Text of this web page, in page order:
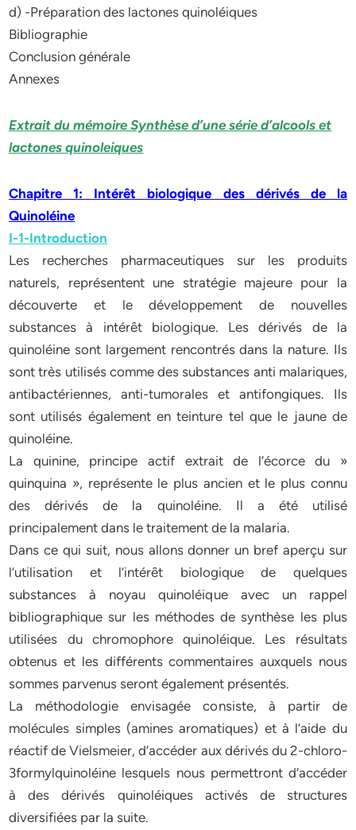
d) -Préparation des lactones quinoléiques
Bibliographie
Conclusion générale
Annexes
Extrait du mémoire Synthèse d’une série d’alcools et
lactones quinoleiques
Chapitre 1: Intérêt biologique des dérivés de la
Quinoléine
I-1-Introduction
Les recherches pharmaceutiques sur les produits
naturels, représentent une stratégie majeure pour la
découverte et le développement de nouvelles
substances à intérêt biologique. Les dérivés de la
quinoléine sont largement rencontrés dans la nature. Ils
sont très utilisés comme des substances anti malariques,
antibactériennes, anti-tumorales et antifongiques. Ils
sont utilisés également en teinture tel que le jaune de
quinoléine.
La quinine, principe actif extrait de l’écorce du »
quinquina », représente le plus ancien et le plus connu
des dérivés de la quinoléine. Il a été utilisé
principalement dans le traitement de la malaria.
Dans ce qui suit, nous allons donner un bref aperçu sur
l’utilisation et l’intérêt biologique de quelques
substances à noyau quinoléique avec un rappel
bibliographique sur les méthodes de synthèse les plus
utilisées du chromophore quinoléique. Les résultats
obtenus et les différents commentaires auxquels nous
sommes parvenus seront également présentés.
La méthodologie envisagée consiste, à partir de
molécules simples (amines aromatiques) et à l’aide du
réactif de Vielsmeier, d’accéder aux dérivés du 2-chloro-
3formylquinoléine lesquels nous permettront d’accéder
à des dérivés quinoléiques activés de structures
diversifiées par la suite.